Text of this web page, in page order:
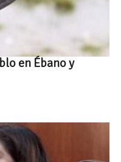
en Ébano y